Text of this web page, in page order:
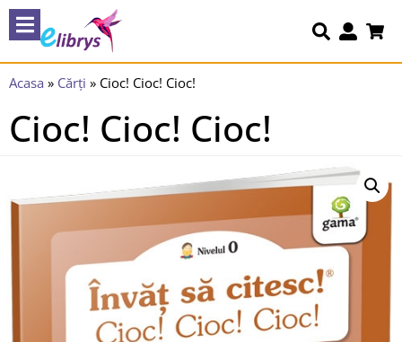
Acasa » Cărți » Cioc! Cioc! Cioc!
Cioc! Cioc! Cioc!